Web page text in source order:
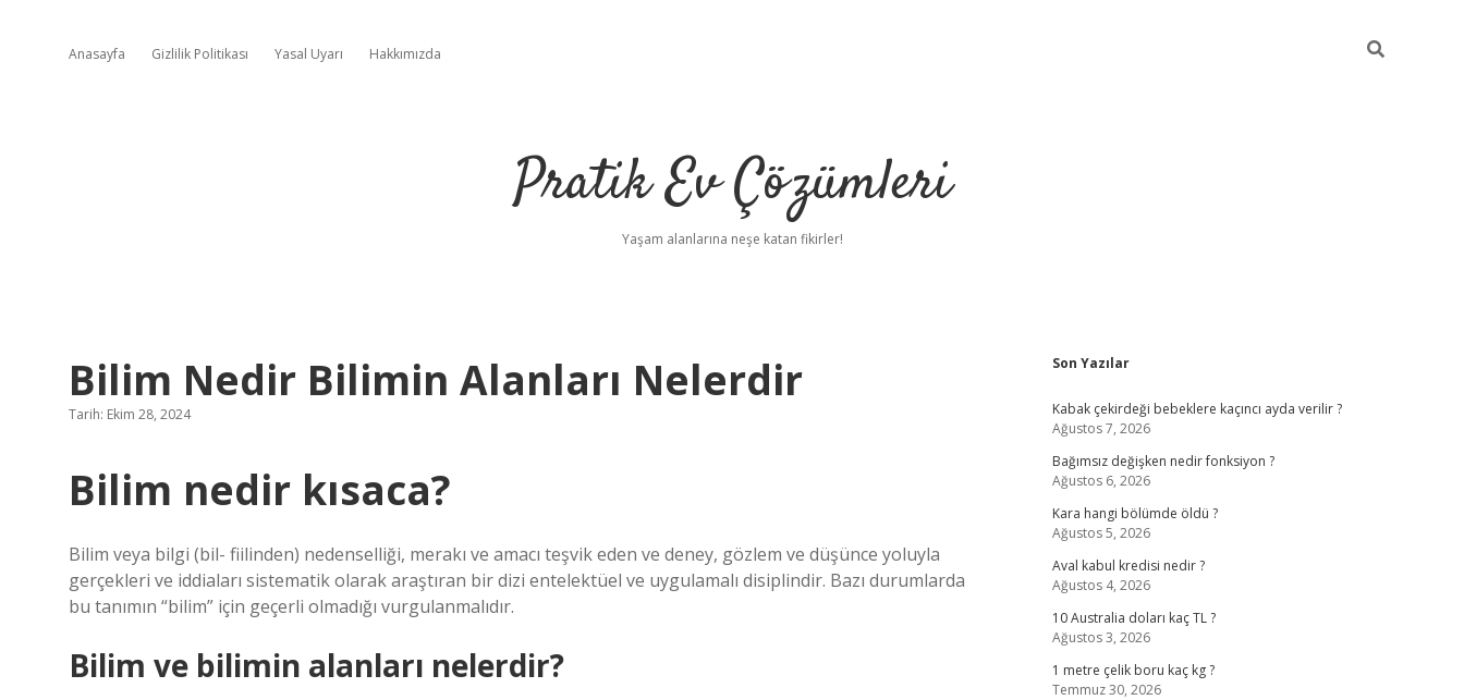
Anasayfa Gizlilik Politikası Yasal Uyarı Hakkımızda
Pratik Ev Çözümleri
Yaşam alanlarına neşe katan fikirler!
Bilim Nedir Bilimin Alanları Nelerdir
Tarih: Ekim 28, 2024
Bilim nedir kısaca?
Bilim veya bilgi (bil- fiilinden) nedenselliği, merakı ve amacı teşvik eden ve deney, gözlem ve düşünce yoluyla
gerçekleri ve iddiaları sistematik olarak araştıran bir dizi entelektüel ve uygulamalı disiplindir. Bazı durumlarda
bu tanımın “bilim” için geçerli olmadığı vurgulanmalıdır.
Bilim ve bilimin alanları nelerdir?
Sidebar
Son Yazılar
Kabak çekirdeği bebeklere kaçıncı ayda verilir ?
Ağustos 7, 2026
Bağımsız değişken nedir fonksiyon ?
Ağustos 6, 2026
Kara hangi bölümde öldü ?
Ağustos 5, 2026
Aval kabul kredisi nedir ?
Ağustos 4, 2026
10 Australia doları kaç TL ?
Ağustos 3, 2026
1 metre çelik boru kaç kg ?
Temmuz 30, 2026